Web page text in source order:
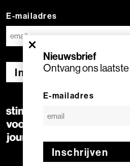
×
Nieuwsbrief
Ontvang ons
E-mailadres
Inschrijven
E-mailadres
Inschrijven